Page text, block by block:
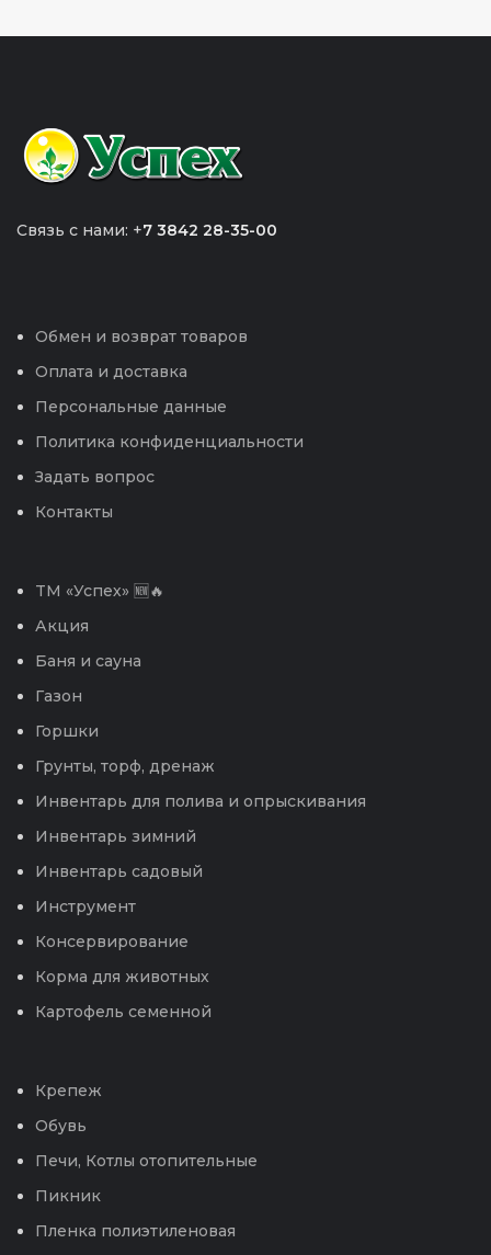
Связь с нами: +7 3842 28-35-00
Обмен и возврат товаров
Оплата и доставка
Персональные данные
Политика конфиденциальности
Задать вопрос
Контакты
TM «Успех» 🆕🔥
Акция
Баня и сауна
Газон
Горшки
Грунты, торф, дренаж
Инвентарь для полива и опрыскивания
Инвентарь зимний
Инвентарь садовый
Инструмент
Консервирование
Корма для животных
Картофель семенной
Крепеж
Обувь
Печи, Котлы отопительные
Пикник
Пленка полиэтиленовая